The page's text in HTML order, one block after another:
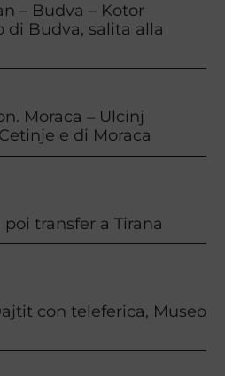
– Budva – Kotor
di Budva, salita alla
Moraca – Ulcinj
e di Moraca
transfer a Tirana
con teleferica, Museo